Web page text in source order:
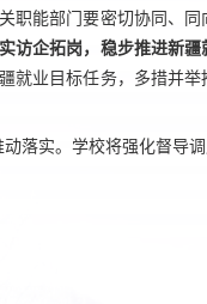
职能部门要密切协同、
访企拓岗，稳步推进新疆
业目标任务，多措并
落实。学校将强化督导